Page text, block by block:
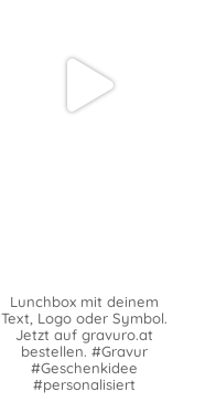
Lunchbox mit deinem
Text, Logo oder Symbol.
Jetzt auf gravuro.at
bestellen. #Gravur
#Geschenkidee
#personalisiert